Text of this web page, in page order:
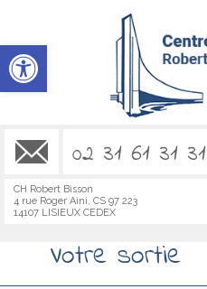
Ouvrir la barre d’outils
CH Robert Bisson
4 rue Roger Aini, CS 97 223
14107 LISIEUX CEDEX
02 31 61 31 31
Votre sortie